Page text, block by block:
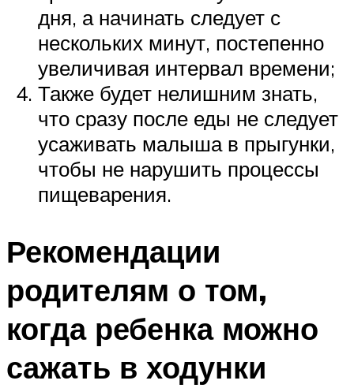
дня, а начинать следует с
нескольких минут, постепенно
увеличивая интервал времени;
Также будет нелишним знать,
что сразу после еды не следует
усаживать малыша в прыгунки,
чтобы не нарушить процессы
пищеварения.
Рекомендации
родителям о том,
когда ребенка можно
сажать в ходунки